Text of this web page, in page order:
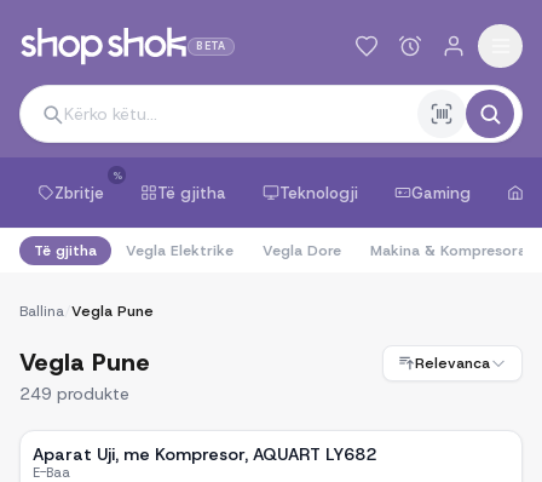
BETA
Zbritje
%
Të gjitha Teknologji Gaming
Të gjitha Vegla Elektrike Vegla Dore Makina & Kompresora
Ballina Vegla Pune
Vegla Pune
249 produkte
Relevanca
Aparat Uji, me Kompresor, AQUART LY682
E-Baa